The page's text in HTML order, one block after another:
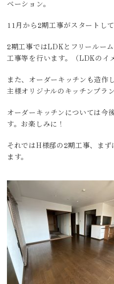
ベーション。
11月から2期工事がスタートして
2期工事ではLDKとフリールー
工事等を行います。（LDKのイ
また、オーダーキッチンも造作
主様オリジナルのキッチンプラ
オーダーキッチンについては今
す。お楽しみに！
それではH様邸の2期工事、ま
ます。